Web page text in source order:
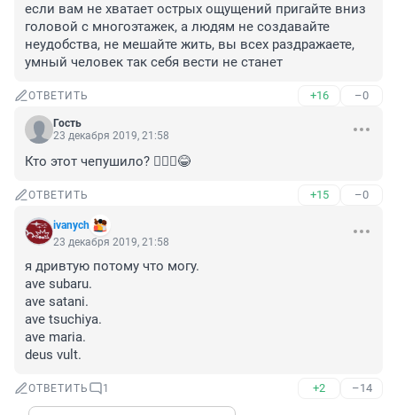
если вам не хватает острых ощущений пригайте вниз
головой с многоэтажек, а людям не создавайте
неудобства, не мешайте жить, вы всех раздражаете,
умный человек так себя вести не станет
ОТВЕТИТЬ +16 –0
Гость
23 декабря 2019, 21:58
Кто этот чепушило? 🤦🏻‍♂️😂
ОТВЕТИТЬ +15 –0
ivanych
23 декабря 2019, 21:58
я дривтую потому что могу.
ave subaru.
ave satani.
ave tsuchiya.
ave maria.
deus vult.
ОТВЕТИТЬ 1 +2 –14